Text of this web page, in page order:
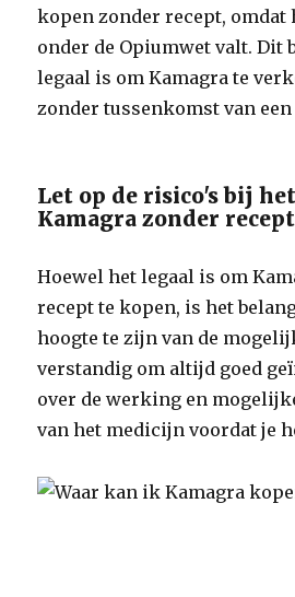
kopen zonder recept,
onder de Opiumwet valt. Dit
legaal is om Kamagra te
zonder tussenkomst van een
Let op de risico's bij
Kamagra zonder recept
Hoewel het legaal is om
recept te kopen, is het
hoogte te zijn van de
verstandig om altijd goed
over de werking en
van het medicijn voordat je